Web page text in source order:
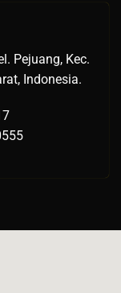
Pejuang, Kec.
Indonesia.